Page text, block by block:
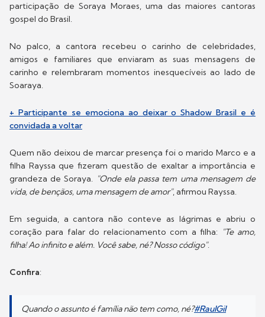
participação de Soraya Moraes, uma das maiores cantoras
gospel do Brasil.
No palco, a cantora recebeu o carinho de celebridades,
amigos e familiares que enviaram as suas mensagens de
carinho e relembraram momentos inesquecíveis ao lado de
Soaraya.
+ Participante se emociona ao deixar o Shadow Brasil e é
convidada a voltar
Quem não deixou de marcar presença foi o marido Marco e a
filha Rayssa que fizeram questão de exaltar a importância e
grandeza de Soraya. "Onde ela passa tem uma mensagem de
vida, de bençãos, uma mensagem de amor", afirmou Rayssa.
Em seguida, a cantora não conteve as lágrimas e abriu o
coração para falar do relacionamento com a filha:
"Te amo,
filha! Ao infinito e além. Você sabe, né? Nosso código".
Confira:
Quando o assunto é família não tem como, né?#RaulGil